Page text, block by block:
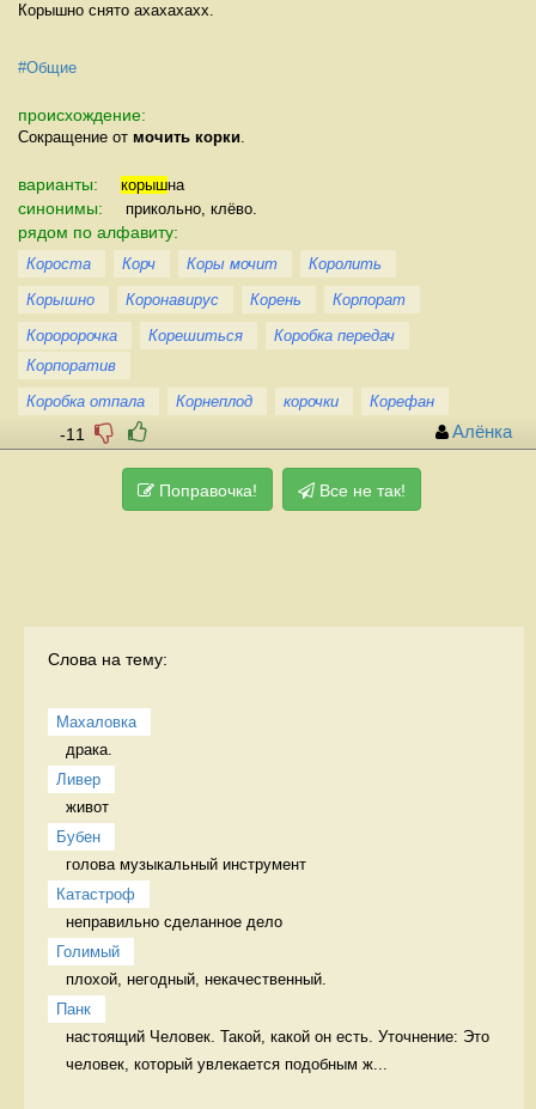
Корышно снято ахахахахх.
#Общие
происхождение:
Сокращение от мочить корки
варианты: корышна
синонимы: прикольно, клёво.
рядом по алфавиту:
Короста Корч Коры мочит
Королить
Корышно
Коронавирус Корень
Корпорат
Короророчка
Корешиться
Коробка передач
Корпоратив
Коробка отпала
Корнеплод корочки Корефан
-11 Алёнка
Поправочка! Все не так!
Слова на тему:
Махаловка
драка.
Ливер
живот
Бубен
голова музыкальный инструмент
Катастроф
неправильно сделанное дело
Голимый
плохой, негодный, некачественный.
Панк
настоящий Человек. Такой, какой он есть. Уточнение: Это
человек, который увлекается подобным ж...